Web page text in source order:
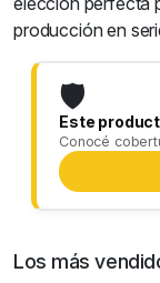
producción en
🛡️
Este
Conocé
Los más